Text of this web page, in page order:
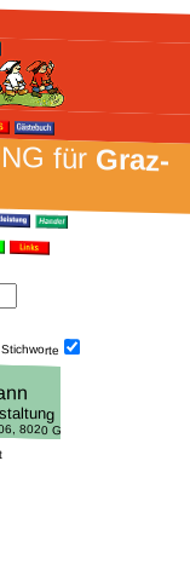
fürGraz-
Stich­worte